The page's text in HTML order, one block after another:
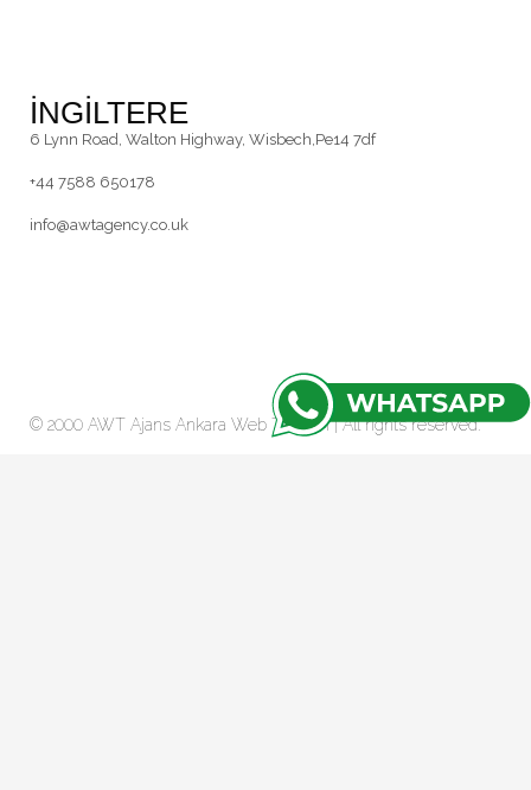
İNGİLTERE
6 Lynn Road, Walton Highway, Wisbech,Pe14 7df
+44 7588 650178
info@awtagency.co.uk
© 2000 AWT Ajans Ankara Web Tasarım| All rights reserved.